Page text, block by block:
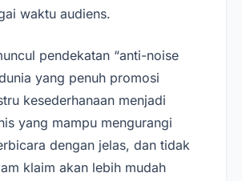
waktu audiens.
pendekatan “anti-noise
yang penuh promosi
kesederhanaan menjadi
yang mampu mengurangi
dengan jelas, dan tidak
klaim akan lebih mudah